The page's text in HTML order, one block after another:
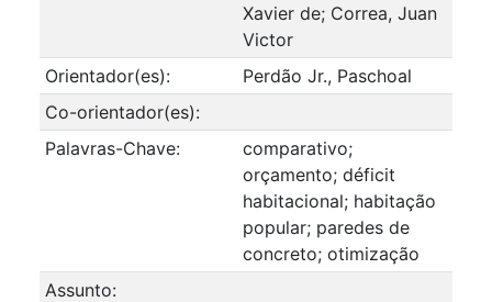
Xavier de; Correa, Juan
Victor
Orientador(es):
Perdão Jr., Paschoal
Co-orientador(es):
Palavras-Chave:
comparativo;
orçamento; déficit
habitacional; habitação
popular; paredes de
concreto; otimização
Assunto: